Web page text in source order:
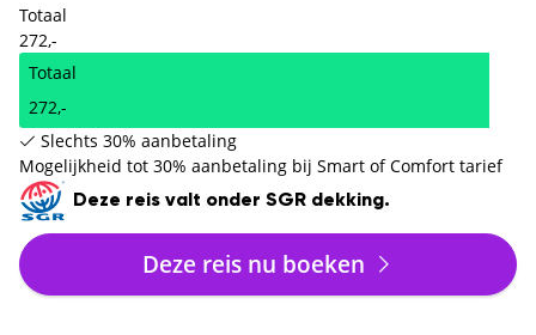
Totaal
272,-
Totaal
272,-
Slechts 30% aanbetaling
Mogelijkheid tot 30% aanbetaling bij Smart of Comfort tarief
Deze reis valt onder SGR dekking.
Deze reis nu boeken